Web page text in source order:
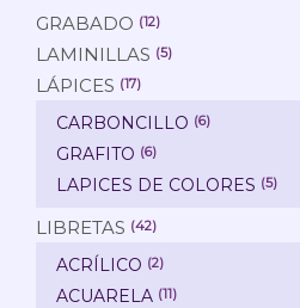
GRABADO (12)
LAMINILLAS (5)
LÁPICES (17)
CARBONCILLO (6)
GRAFITO (6)
LAPICES DE COLORES (5)
LIBRETAS (42)
ACRÍLICO (2)
ACUARELA (11)